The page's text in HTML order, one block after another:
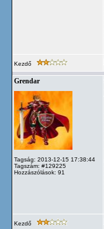
Kezdő
Grendar
Tagság: 2013-12-15 17:38:44
Tagszám: #129225
Hozzászólások: 91
Kezdő